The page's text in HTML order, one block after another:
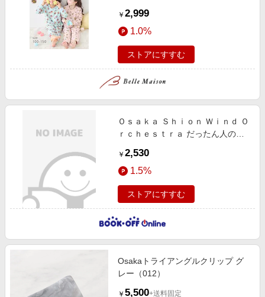
￥ 2,999
1.0%
ストアにすすむ
Ｏｓａｋａ Ｓｈｉｏｎ Ｗｉｎｄ Ｏ
ｒｃｈｅｓｔｒａ だったん人の踊
￥ 2,530
1.5%
ストアにすすむ
Osakaトライアングルクリップ グ
レー（012）
￥ 5,500+送料固定